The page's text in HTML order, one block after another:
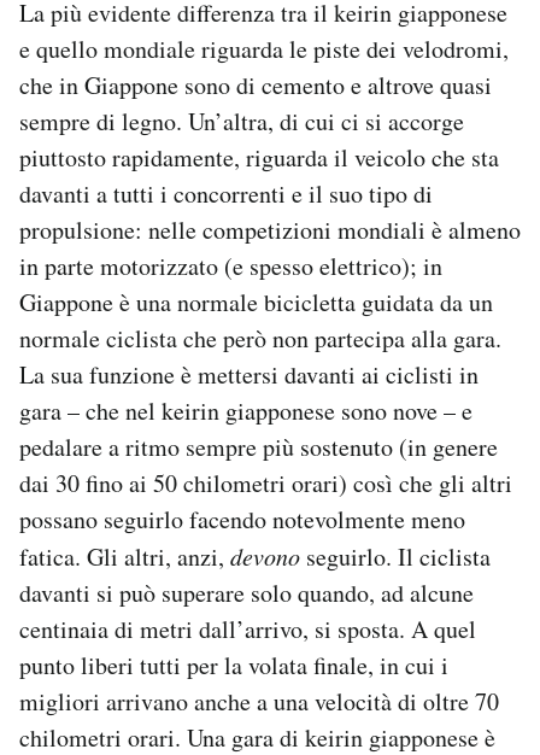
La più evidente differenza tra il keirin giapponese
e quello mondiale riguarda le piste dei velodromi,
che in Giappone sono di cemento e altrove quasi
sempre di legno. Un’altra, di cui ci si accorge
piuttosto rapidamente, riguarda il veicolo che sta
davanti a tutti i concorrenti e il suo tipo di
propulsione: nelle competizioni mondiali è almeno
in parte motorizzato (e spesso elettrico); in
Giappone è una normale bicicletta guidata da un
normale ciclista che però non partecipa alla gara.
La sua funzione è mettersi davanti ai ciclisti in
gara – che nel keirin giapponese sono nove – e
pedalare a ritmo sempre più sostenuto (in genere
dai 30 fino ai 50 chilometri orari) così che gli altri
possano seguirlo facendo notevolmente meno
fatica. Gli altri, anzi, devono seguirlo. Il ciclista
davanti si può superare solo quando, ad alcune
centinaia di metri dall’arrivo, si sposta. A quel
punto liberi tutti per la volata finale, in cui i
migliori arrivano anche a una velocità di oltre 70
chilometri orari. Una gara di keirin giapponese è